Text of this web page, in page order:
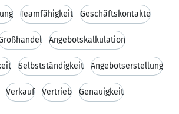
Teamfähigkeit Geschäftskontakte
Angebotskalkulation
Selbstständigkeit Angebotserstellung
Verkauf Vertrieb Genauigkeit